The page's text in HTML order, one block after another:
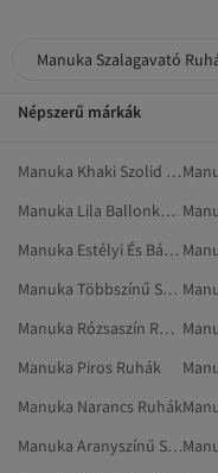
Manuka Szalagavató
Népszerű márkák
Manuka Khaki Szolid Ruházat
Manuka Lila Ballonkabátok
Manuka Estélyi És Báli Ruhák
Manuka Többszínű Szolid Ruházat
Manuka Rózsaszín Ruhák
Manuka Piros Ruhák
Manuka Narancs Ruhák
Manuka Aranyszínű Szolid Ruházat